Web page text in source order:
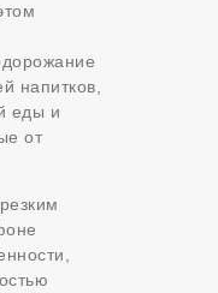
напитков,
еды и
от